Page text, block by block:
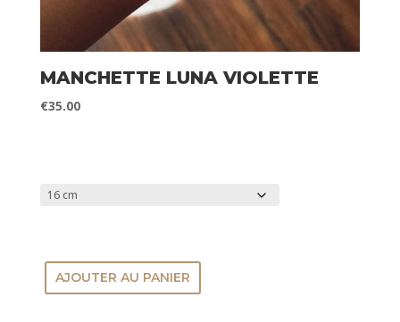
MANCHETTE LUNA VIOLETTE
€35.00
AJOUTER AU PANIER